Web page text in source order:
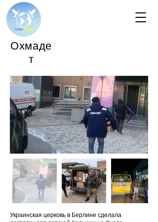
Охмаде
т
Украинская церковь в Берлине сделала